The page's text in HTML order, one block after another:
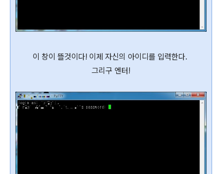
이 창이 뜰것이다! 이제 자신의 아이디를 입력한다.
그리구 엔터!